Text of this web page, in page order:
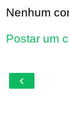
Nenhum
Postar um
‹